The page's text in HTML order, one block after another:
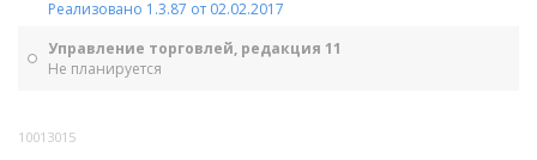
Реализовано 1.3.87 от 02.02.2017
Управление торговлей, редакция 11
Не планируется
10013015